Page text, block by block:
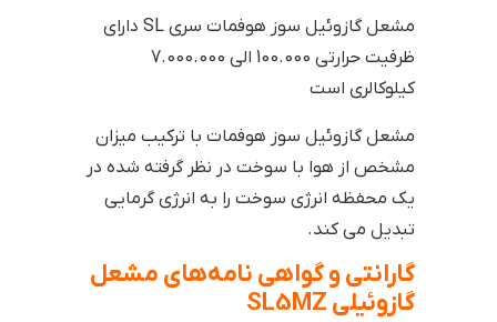
مشعل گازوئیل سوز هوفمات سری SL دارای
ظرفیت حرارتی 100.000 الی 7.000.000
کیلوکالری است
مشعل گازوئیل سوز هوفمات با ترکیب میزان
مشخص از هوا با سوخت در نظر گرفته شده در
یک محفظه انرژی سوخت را به انرژی گرمایی
تبدیل می کند.
گارانتی و گواهی نامه‌های مشعل
گازوئیلی SL5MZ